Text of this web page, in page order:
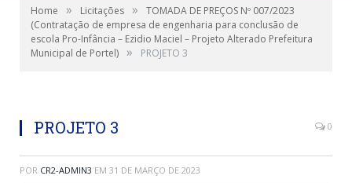
Home » Licitações »
TOMADA DE PREÇOS Nº 007/2023
(Contratação de empresa de engenharia para conclusão de
escola Pro-Infância – Ezidio Maciel – Projeto Alterado Prefeitura
Municipal de Portel) » PROJETO 3
PROJETO 3 0
POR CR2-ADMIN3 EM 31 DE MARÇO DE 2023